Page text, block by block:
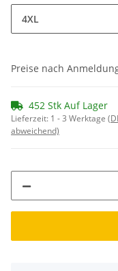
4XL
Preise nach
452 Stk Auf Lager
Lieferzeit: 1 - 3 Werktage
abweichend)